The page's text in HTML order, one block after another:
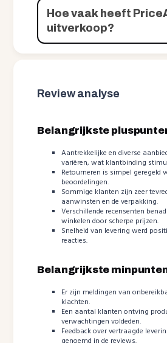
Hoe vaak heeft
uitverkoop?
Review analyse
Belangrijkste
Aantrekkelijke en diverse
variëren, wat klantbinding
Retourneren is simpel geregeld
beoordelingen.
Sommige klanten zijn zeer
aanwinsten en de verpakking.
Verschillende recensenten
winkelen door scherpe prijzen.
Snelheid van levering werd
reacties.
Belangrijkste
Er zijn meldingen van
klachten.
Een aantal klanten ontving
verwachtingen voldeden.
Feedback over vertraagde